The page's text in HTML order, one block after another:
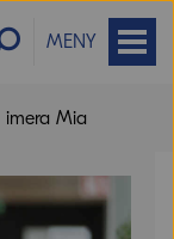
MENY
imera Mia